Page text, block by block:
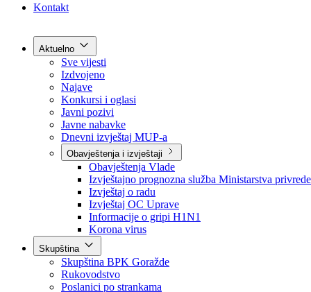
Kontakt
Aktuelno
Sve vijesti
Izdvojeno
Najave
Konkursi i oglasi
Javni pozivi
Javne nabavke
Dnevni izvještaj MUP-a
Obavještenja i izvještaji
Obavještenja Vlade
Izvještajno prognozna služba Ministarstva privrede
Izvještaj o radu
Izvještaj OC Uprave
Informacije o gripi H1N1
Korona virus
Skupština